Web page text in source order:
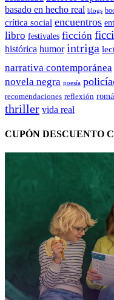
basado en hecho real blogs
crítica social encuentros
libro festivales ficción
histórica humor intriga
narrativa contemporánea
novela negra poesía
recomendaciones reflexión
thriller vida real
CUPÓN DESCUENTO